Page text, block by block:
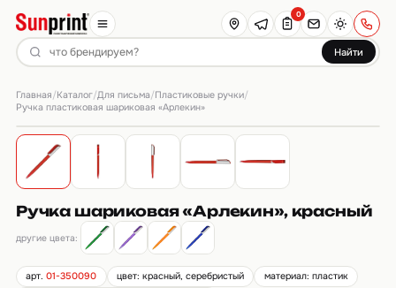
Найти
0
Главная/Каталог/Для письма/Пластиковые ручки/
Ручка пластиковая шариковая «Арлекин»
Ручка шариковая «Арлекин», красный
другие цвета:
арт.01-350090 цвет: красный, серебристый
материал: пластик